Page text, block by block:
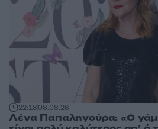
22:1808.08.26
Λένα Παπαληγούρα: «Ο